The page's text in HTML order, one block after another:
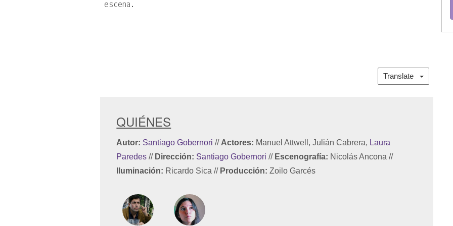
escena.
Translate
QUIÉNES
Autor: Santiago Gobernori // Actores: Manuel Attwell, Julián Cabrera, Laura
Paredes // Dirección: Santiago Gobernori // Escenografía: Nicolás Ancona//
Iluminación: Ricardo Sica// Producción: Zoilo Garcés